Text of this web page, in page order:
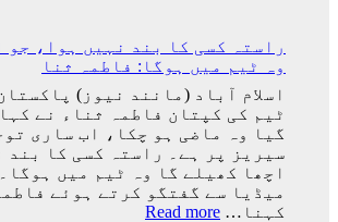
لاکھ
افراد
کے
دستخط
فائنل
میں
شکست
کے
بعد
لیونل
میسی
ٹیم
کے
راستہ کسی کا بند نہیں ہوا، جو
وہ ٹیم میں ہوگا: فاطمہ ثنا
اسلام آباد (مانند نیوز)
ٹیم کی کپتان فاطمہ ثناء نے
گیا وہ ماضی ہو چکا، اب ساری
سیریز پر ہے۔ راستہ کسی کا بند
اچھا کھیلے گا وہ ٹیم میں
میڈیا سے گفتگو کرتے ہوئے
کہنا… Read more
: